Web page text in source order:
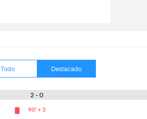
Todo Destacado
2 - 0
90' + 3